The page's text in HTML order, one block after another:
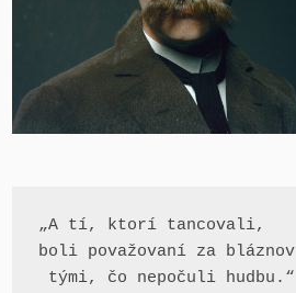
„A tí, ktorí tancovali,
boli považovaní za bláznov
tými, čo nepočuli hudbu.“